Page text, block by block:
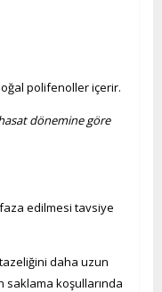
polifenoller içerir.
dönemine göre
edilmesi tavsiye
daha uzun
saklama koşullarında